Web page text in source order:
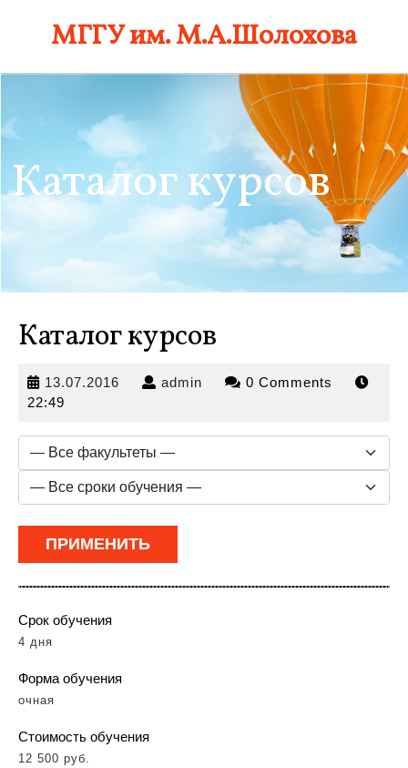
МГГУ им. М.А.Шолохова
Каталог курсов
Каталог курсов
13.07.2016 13.07.2016
admin admin 0 Comments
22:49
Срок обучения
4 дня
Форма обучения
очная
Стоимость обучения
12 500 руб.